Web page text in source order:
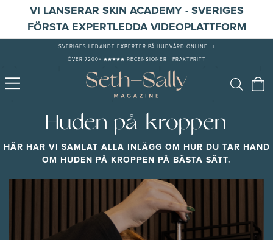
VI LANSERAR SKIN ACADEMY - SVERIGES
FÖRSTA EXPERTLEDDA VIDEOPLATTFORM
SVERIGES LEDANDE EXPERTER PÅ HUDVÅRD ONLINE
ÖVER 7200+ ★★★★★ RECENSIONER - FRAKTFRITT
Huden på kroppen
HÄR HAR VI SAMLAT ALLA INLÄGG OM HUR DU TAR HAND
OM HUDEN PÅ KROPPEN PÅ BÄSTA SÄTT.